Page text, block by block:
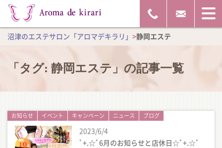
沼津のエステサロン「アロマデキラリ」 >静岡エステ
「タグ: 静岡エステ」の記事一覧
お知らせ イベント キャンペーン ニュース ブログ
2023/6/4
ﾟ+.☆ﾟ6月のお知らせと店休日☆ﾟ+.☆ﾟ